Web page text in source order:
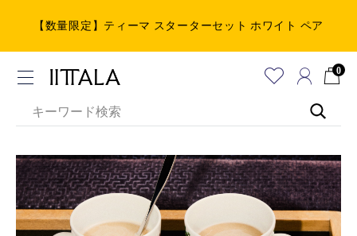
【数量限定】ティーマ スターターセット ホワイト ペア
0